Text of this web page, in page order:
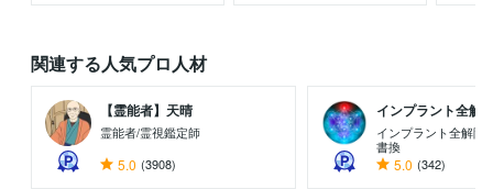
関連する人気プロ人材
【霊能者】天晴
霊能者/霊視鑑定師
5.0 (3908)
インプラント全解
インプラント全解除
書換
5.0 (342)